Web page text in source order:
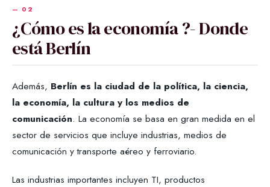
¿Cómo es la economía ?- Donde
está Berlín
Además, Berlín es la ciudad de la política, la ciencia,
la economía, la cultura y los medios de
comunicación. La economía se basa en gran medida en el
sector de servicios que incluye industrias, medios de
comunicación y transporte aéreo y ferroviario.
Las industrias importantes incluyen TI, productos